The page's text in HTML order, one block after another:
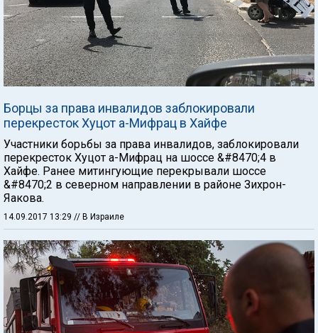
Борцы за права инвалидов заблокировали
перекресток Хуцот а-Мифрац в Хайфе
Участники борьбы за права инвалидов, заблокировали
перекресток Хуцот а-Мифрац на шоссе &#8470;4 в
Хайфе. Ранее митингующие перекрывали шоссе
&#8470;2 в северном направлении в районе Зихрон-
Яакова.
14.09.2017 13:29 // В Израиле